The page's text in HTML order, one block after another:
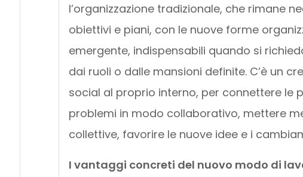
l’organizzazione tradizionale, che rimane
obiettivi e piani, con le nuove forme
emergente, indispensabili quando si
dai ruoli o dalle mansioni definite. C’è un
social al proprio interno, per connettere le
problemi in modo collaborativo, mettere
collettive, favorire le nuove idee e i
I vantaggi concreti del nuovo modo di